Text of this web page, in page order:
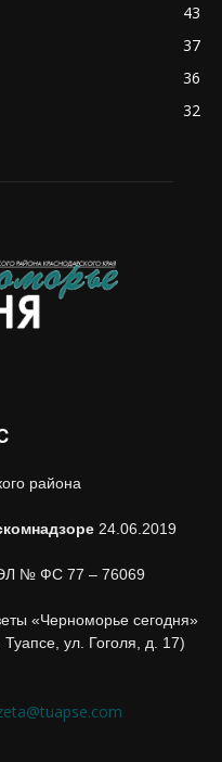
43
37
36
32
района
24.06.2019
№ ФС 77 – 76069
«Черноморье сегодня»
ул. Гоголя, д. 17)